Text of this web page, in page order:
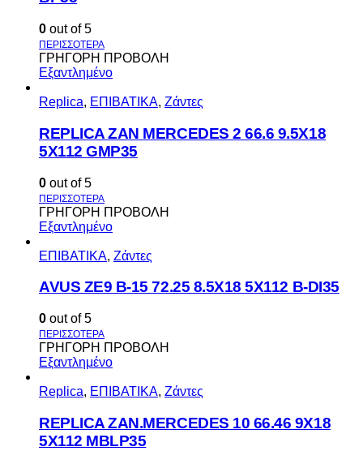
0 out of 5
ΓΡΗΓΟΡΗ ΠΡΟΒΟΛΗ
Εξαντλημένο
Replica, ΕΠΙΒΑΤΙΚΑ, Ζάντες
REPLICA ZAN MERCEDES 2 66.6 9.5X18
5X112 GMP35
0 out of 5
ΓΡΗΓΟΡΗ ΠΡΟΒΟΛΗ
Εξαντλημένο
ΕΠΙΒΑΤΙΚΑ, Ζάντες
AVUS ΖΕ9 Β-15 72.25 8.5Χ18 5Χ112 Β-DI35
0 out of 5
ΓΡΗΓΟΡΗ ΠΡΟΒΟΛΗ
Εξαντλημένο
Replica, ΕΠΙΒΑΤΙΚΑ, Ζάντες
REPLICA ZAN.MERCEDES 10 66.46 9X18
5X112 MBLP35